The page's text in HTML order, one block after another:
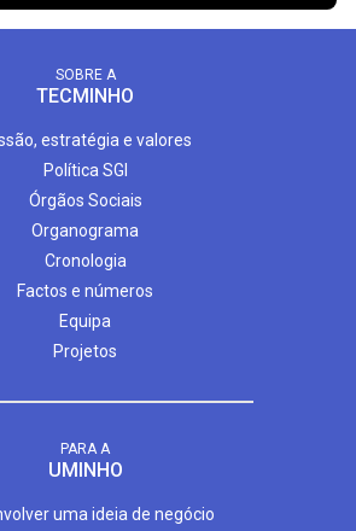
SOBRE A
TECMINHO
estratégia e valores
Política SGI
Órgãos Sociais
Organograma
Cronologia
Factos e números
Equipa
Projetos
PARA A
UMINHO
uma ideia de negócio